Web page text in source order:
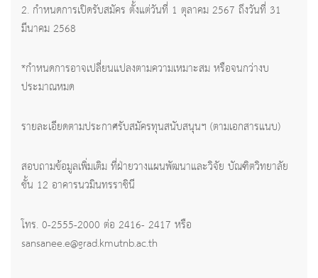
2. กำหนดการเปิดรับสมัคร ตั้งแต่วันที่ 1 ตุลาคม 2567 ถึงวันที่ 31
มีนาคม 2568
*กำหนดการอาจเปลี่ยนแปลงตามความเหมาะสม หรือจนกว่างบ
ประมาณหมด
รายละเอียดตามประกาศรับสมัครทุนสนับสนุนฯ (ตามเอกสารแนบ)
สอบถามข้อมูลเพิ่มเติม ที่ฝ่ายวางแผนพัฒนาและวิจัย บัณฑิตวิทยาลัย
ชั้น 12 อาคารนวมินทรราชินี
โทร. 0-2555-2000 ต่อ 2416- 2417 หรือ
sansanee.e@grad.kmutnb.ac.th